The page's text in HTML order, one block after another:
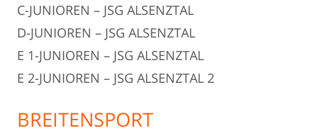
C-JUNIOREN – JSG ALSENZTAL
D-JUNIOREN – JSG ALSENZTAL
E 1-JUNIOREN – JSG ALSENZTAL
E 2-JUNIOREN – JSG ALSENZTAL 2
BREITENSPORT